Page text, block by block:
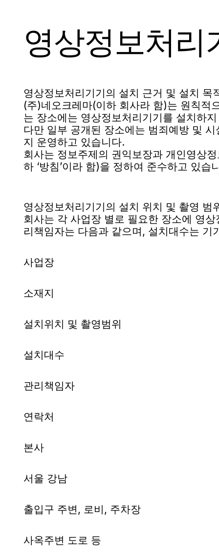
영상정보처리
영상정보처리기기의 설치 근거 및 설치 목
(주)네오크레마(이하 회사라 함)는 원칙적
는 장소에는 영상정보처리기기를 설치하
다만 일부 공개된 장소에는 범죄예방 및
지 운영하고 있습니다.
회사는 정보주제의 권익보장과 개인영상
하 ‘방침’이라 함)을 정하여 준수하고 있습
영상정보처리기기의 설치 위치 및 촬영 범
회사는 각 사업장 별로 필요한 장소에 영
리책임자는 다음과 같으며, 설치대수는
사업장
소재지
설치위치 및 촬영범위
설치대수
관리책임자
연락처
본사
서울 강남
출입구 주변, 로비, 주차장
사옥주변 도로 등